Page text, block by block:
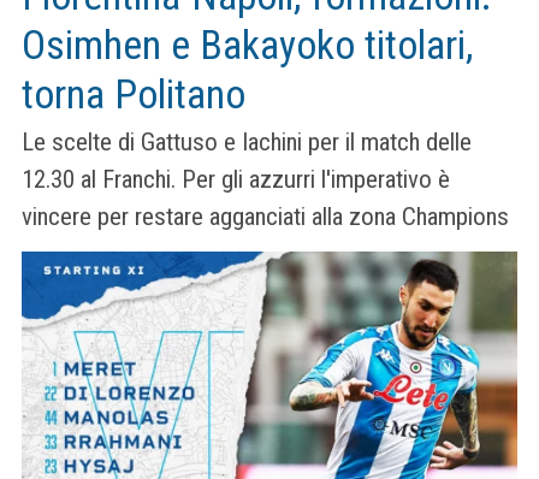
Osimhen e Bakayoko titolari,
torna Politano
Le scelte di Gattuso e Iachini per il match delle
12.30 al Franchi. Per gli azzurri l'imperativo è
vincere per restare agganciati alla zona Champions